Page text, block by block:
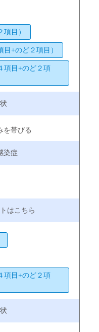
目）
+のど２項目）
項目+のど２項
を帯びる
項目+のど２項